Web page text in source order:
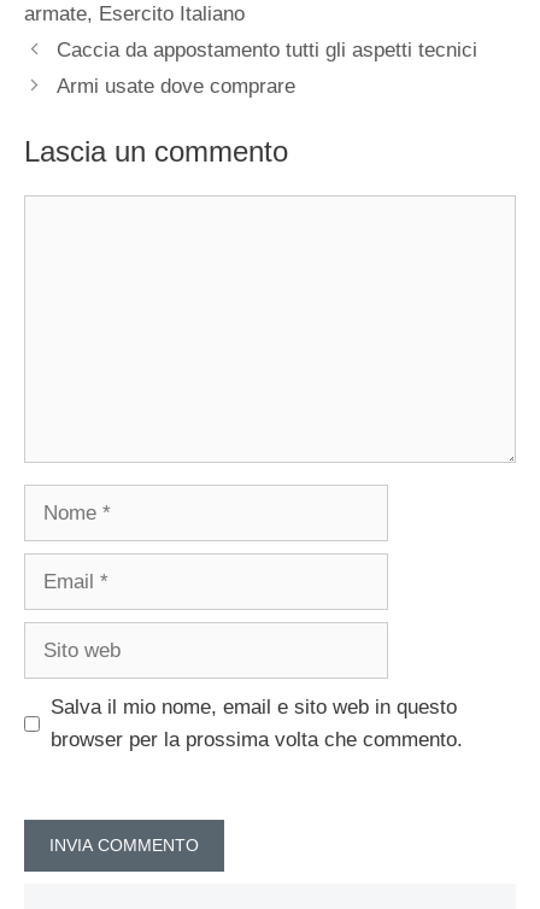
armate, Esercito Italiano
Caccia da appostamento tutti gli aspetti tecnici
Armi usate dove comprare
Lascia un commento
Nome
Email
Sito
Salva il mio nome, email e sito web in questo
browser per la prossima volta che commento.